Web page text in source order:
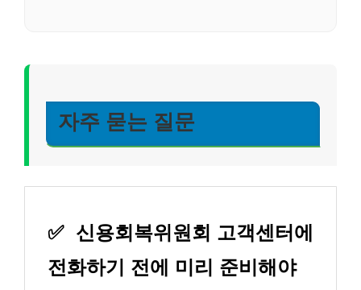
자주 묻는 질문
✅ 신용회복위원회 고객센터에
전화하기 전에 미리 준비해야